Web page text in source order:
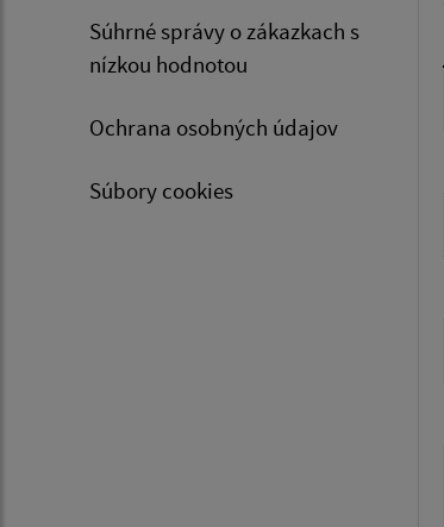
Súhrné správy o zákazkach s
nízkou hodnotou
Ochrana osobných údajov
Súbory cookies